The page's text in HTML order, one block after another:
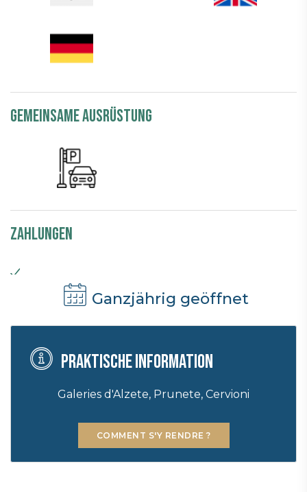
gemeinsame Ausrüstung
Zahlungen
Ganzjährig geöffnet
Praktische Information
Galeries d'Alzete, Prunete, Cervioni
COMMENT S'Y RENDRE ?